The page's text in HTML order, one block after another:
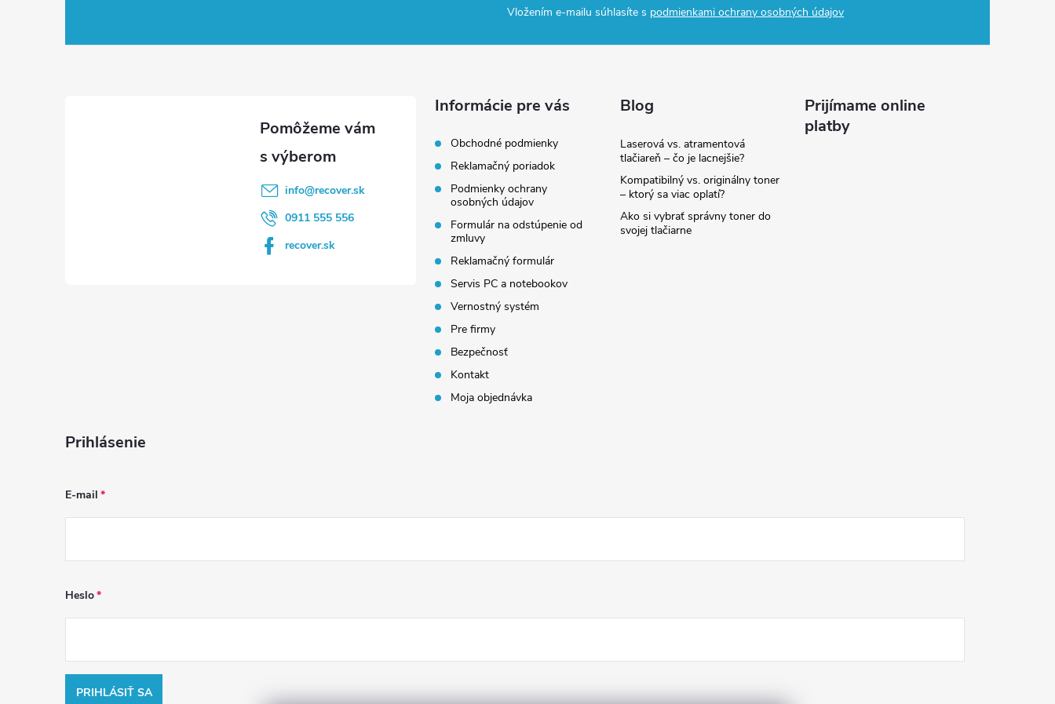
Vložením e-mailu súhlasíte s podmienkami ochrany osobných údajov
info@recover.sk
0911 555 556
recover.sk
Informácie pre vás
Obchodné podmienky
Reklamačný poriadok
Podmienky ochrany
osobných údajov
Formulár na odstúpenie od
zmluvy
Reklamačný formulár
Servis PC a notebookov
Vernostný systém
Pre firmy
Bezpečnosť
Kontakt
Moja objednávka
Blog
Laserová vs. atramentová
tlačiareň – čo je lacnejšie?
Kompatibilný vs. originálny toner
– ktorý sa viac oplatí?
Ako si vybrať správny toner do
svojej tlačiarne
Prijímame online
platby
Prihlásenie
E-mail
Heslo
PRIHLÁSIŤ SA